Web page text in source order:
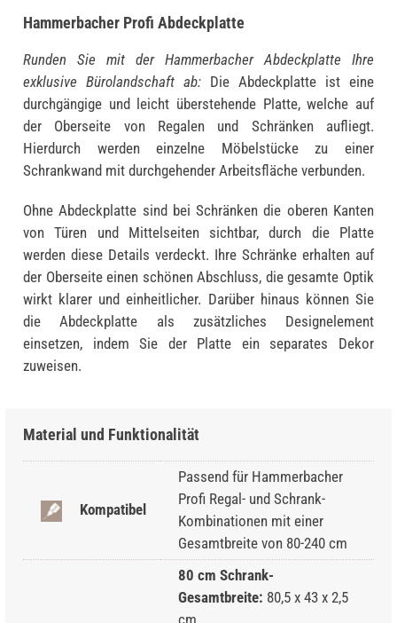
Hammerbacher Profi Abdeckplatte
Runden Sie mit der Hammerbacher Abdeckplatte Ihre
exklusive Bürolandschaft ab: Die Abdeckplatte ist eine
durchgängige und leicht überstehende Platte, welche auf
der Oberseite von Regalen und Schränken aufliegt.
Hierdurch werden einzelne Möbelstücke zu einer
Schrankwand mit durchgehender Arbeitsfläche verbunden.
Ohne Abdeckplatte sind bei Schränken die oberen Kanten
von Türen und Mittelseiten sichtbar, durch die Platte
werden diese Details verdeckt. Ihre Schränke erhalten auf
der Oberseite einen schönen Abschluss, die gesamte Optik
wirkt klarer und einheitlicher. Darüber hinaus können Sie
die Abdeckplatte als zusätzliches Designelement
einsetzen, indem Sie der Platte ein separates Dekor
zuweisen.
Material und Funktionalität
Kompatibel
Passend für Hammerbacher
Profi Regal- und Schrank-
Kombinationen mit einer
Gesamtbreite von 80-240 cm
80 cm Schrank-
Gesamtbreite: 80,5 x 43 x 2,5